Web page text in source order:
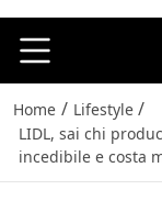
Home / Lifestyle /
LIDL, sai chi
incedibile e costa